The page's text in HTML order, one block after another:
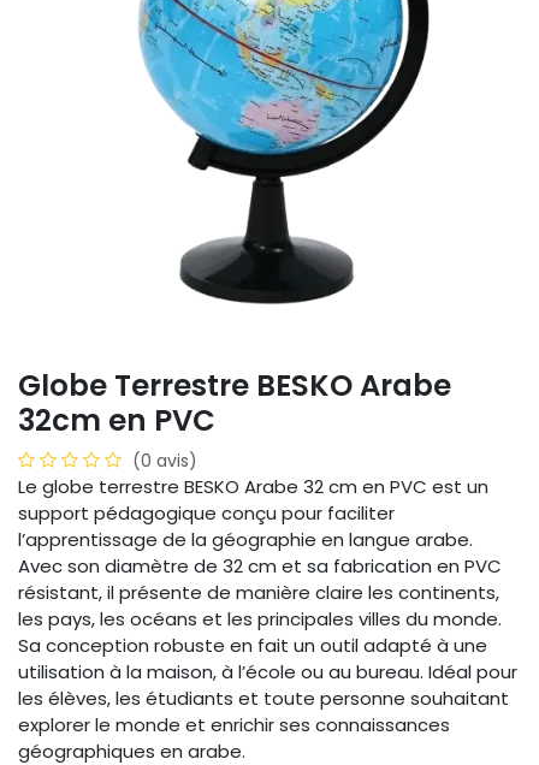
Globe Terrestre BESKO Arabe
32cm en PVC
(0 avis)
Le globe terrestre BESKO Arabe 32 cm en PVC est un
support pédagogique conçu pour faciliter
l’apprentissage de la géographie en langue arabe.
Avec son diamètre de 32 cm et sa fabrication en PVC
résistant, il présente de manière claire les continents,
les pays, les océans et les principales villes du monde.
Sa conception robuste en fait un outil adapté à une
utilisation à la maison, à l’école ou au bureau. Idéal pour
les élèves, les étudiants et toute personne souhaitant
explorer le monde et enrichir ses connaissances
géographiques en arabe.